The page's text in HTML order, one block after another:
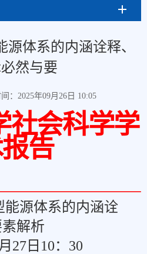
体系的内涵诠释、
然与要
：2025年09月26日 10:05
社会科学学
告
能源体系的内涵诠
素解析
月 27日 10：30